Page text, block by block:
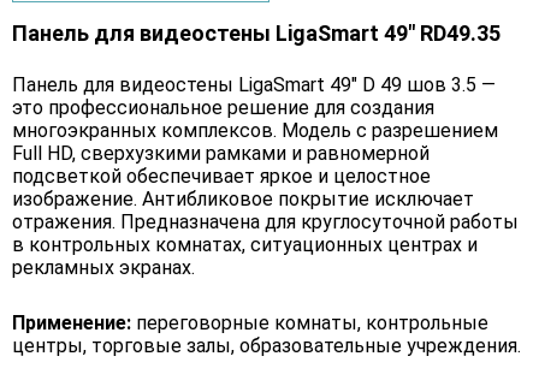
Панель для видеостены LigaSmart 49" RD49.35
Панель для видеостены LigaSmart 49" D 49 шов 3.5 —
это профессиональное решение для создания
многоэкранных комплексов. Модель с разрешением
Full HD, сверхузкими рамками и равномерной
подсветкой обеспечивает яркое и целостное
изображение. Антибликовое покрытие исключает
отражения. Предназначена для круглосуточной работы
в контрольных комнатах, ситуационных центрах и
рекламных экранах.
Применение: переговорные комнаты, контрольные
центры, торговые залы, образовательные учреждения.